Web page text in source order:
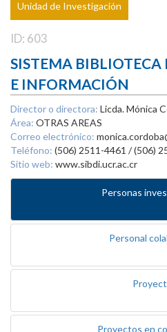
Unidad de Investigación
ID: 603
SISTEMA
E INFORMACIÓN
Director o directora: Licda. Mónica
Área: OTRAS AREAS
Correo electrónico:
Teléfono: (506) 2511-4461 / (506)
Sitio web: www.sibdi.ucr.ac.cr
Personas
Personal
Proyectos en